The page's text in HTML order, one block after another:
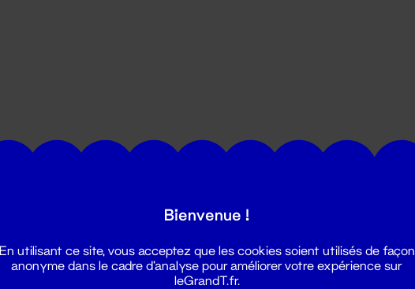
les actualités du Grand T :
Bienvenue !
En utilisant ce site, vous acceptez que les cookies soient utilisés de façon
anonyme dans le cadre d'analyse pour améliorer votre expérience sur
leGrandT.fr.